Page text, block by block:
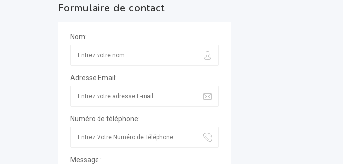
Formulaire de contact
Nom:
Adresse Email:
Numéro de téléphone:
Message :